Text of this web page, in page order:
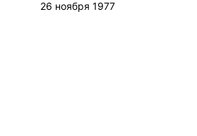
26 ноября 1977